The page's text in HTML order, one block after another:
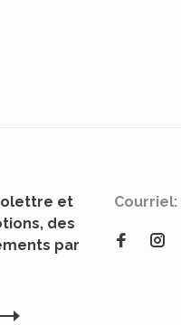
et
des
par
Courriel: